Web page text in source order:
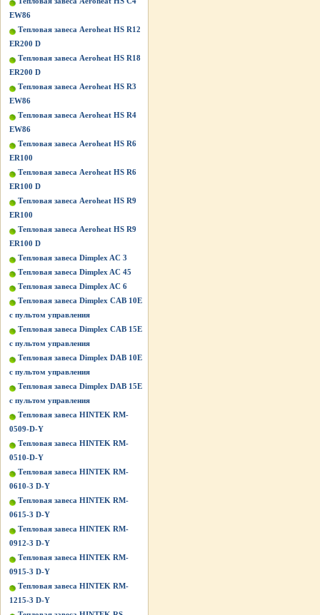
EW86
Тепловая завеса Aeroheat HS R12
ER200 D
Тепловая завеса Aeroheat HS R18
ER200 D
Тепловая завеса Aeroheat HS R3
EW86
Тепловая завеса Aeroheat HS R4
EW86
Тепловая завеса Aeroheat HS R6
ER100
Тепловая завеса Aeroheat HS R6
ER100 D
Тепловая завеса Aeroheat HS R9
ER100
Тепловая завеса Aeroheat HS R9
ER100 D
Тепловая завеса Dimplex AC 3
Тепловая завеса Dimplex AC 45
Тепловая завеса Dimplex AC 6
Тепловая завеса Dimplex CAB 10E
с пультом управления
Тепловая завеса Dimplex CAB 15E
с пультом управления
Тепловая завеса Dimplex DAB 10E
с пультом управления
Тепловая завеса Dimplex DAB 15E
с пультом управления
Тепловая завеса HINTEK RM-
0509-D-Y
Тепловая завеса HINTEK RM-
0510-D-Y
Тепловая завеса HINTEK RM-
0610-3 D-Y
Тепловая завеса HINTEK RM-
0615-3 D-Y
Тепловая завеса HINTEK RM-
0912-3 D-Y
Тепловая завеса HINTEK RM-
0915-3 D-Y
Тепловая завеса HINTEK RM-
1215-3 D-Y